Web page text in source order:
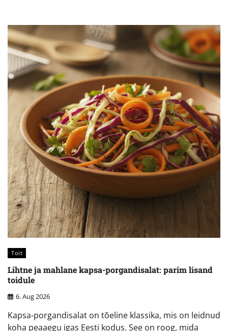
Toit
Lihtne ja mahlane kapsa-porgandisalat: parim lisand
toidule
6. Aug 2026
Kapsa-porgandisalat on tõeline klassika, mis on leidnud
koha peaaegu igas Eesti kodus. See on roog, mida